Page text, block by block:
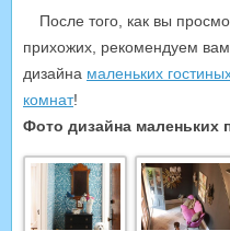
После того, как вы
прихожих, рекомендуем
дизайна маленьких
комнат!
Фото дизайна маленьких